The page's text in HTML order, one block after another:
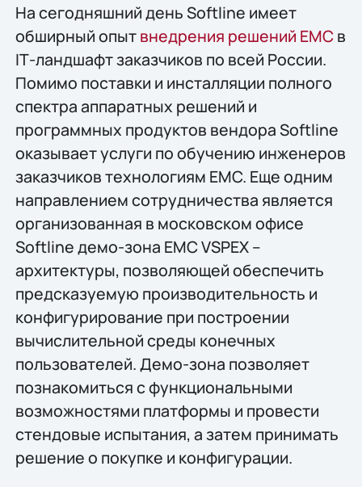
На сегодняшний день Softline имеет
обширный опытвнедрения решений EMCв
IТ-ландшафт заказчиков по всей России.
Помимо поставки и инсталляции полного
спектра аппаратных решений и
программных продуктов вендора Softline
оказывает услуги по обучению инженеров
заказчиков технологиям EMC. Еще одним
направлением сотрудничества является
организованная в московском офисе
Softline демо-зона EMC VSPEX –
архитектуры, позволяющей обеспечить
предсказуемую производительность и
конфигурирование при построении
вычислительной среды конечных
пользователей. Демо-зона позволяет
познакомиться с функциональными
возможностями платформы и провести
стендовые испытания, а затем принимать
решение о покупке и конфигурации.